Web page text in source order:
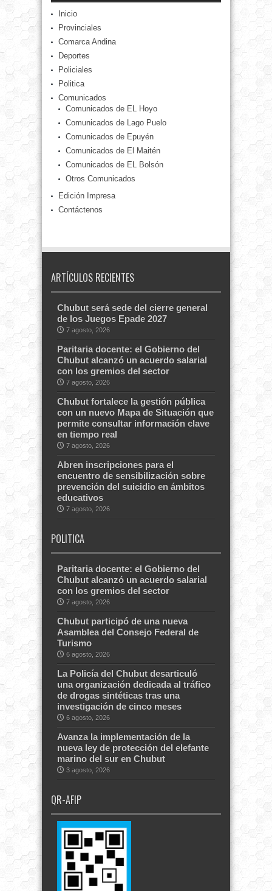
Inicio
Provinciales
Comarca Andina
Deportes
Policiales
Politica
Comunicados
Comunicados de EL Hoyo
Comunicados de Lago Puelo
Comunicados de Epuyén
Comunicados de El Maitén
Comunicados de EL Bolsón
Otros Comunicados
Edición Impresa
Contáctenos
ARTÍCULOS RECIENTES
Chubut será sede del cierre general
de los Juegos Epade 2027
7 agosto, 2026
Paritaria docente: el Gobierno del
Chubut alcanzó un acuerdo salarial
con los gremios del sector
7 agosto, 2026
Chubut fortalece la gestión pública
con un nuevo Mapa de Situación que
permite consultar información clave
en tiempo real
7 agosto, 2026
Abren inscripciones para el
encuentro de sensibilización sobre
prevención del suicidio en ámbitos
educativos
7 agosto, 2026
POLITICA
Paritaria docente: el Gobierno del
Chubut alcanzó un acuerdo salarial
con los gremios del sector
7 agosto, 2026
Chubut participó de una nueva
Asamblea del Consejo Federal de
Turismo
6 agosto, 2026
La Policía del Chubut desarticuló
una organización dedicada al tráfico
de drogas sintéticas tras una
investigación de cinco meses
6 agosto, 2026
Avanza la implementación de la
nueva ley de protección del elefante
marino del sur en Chubut
3 agosto, 2026
QR-AFIP